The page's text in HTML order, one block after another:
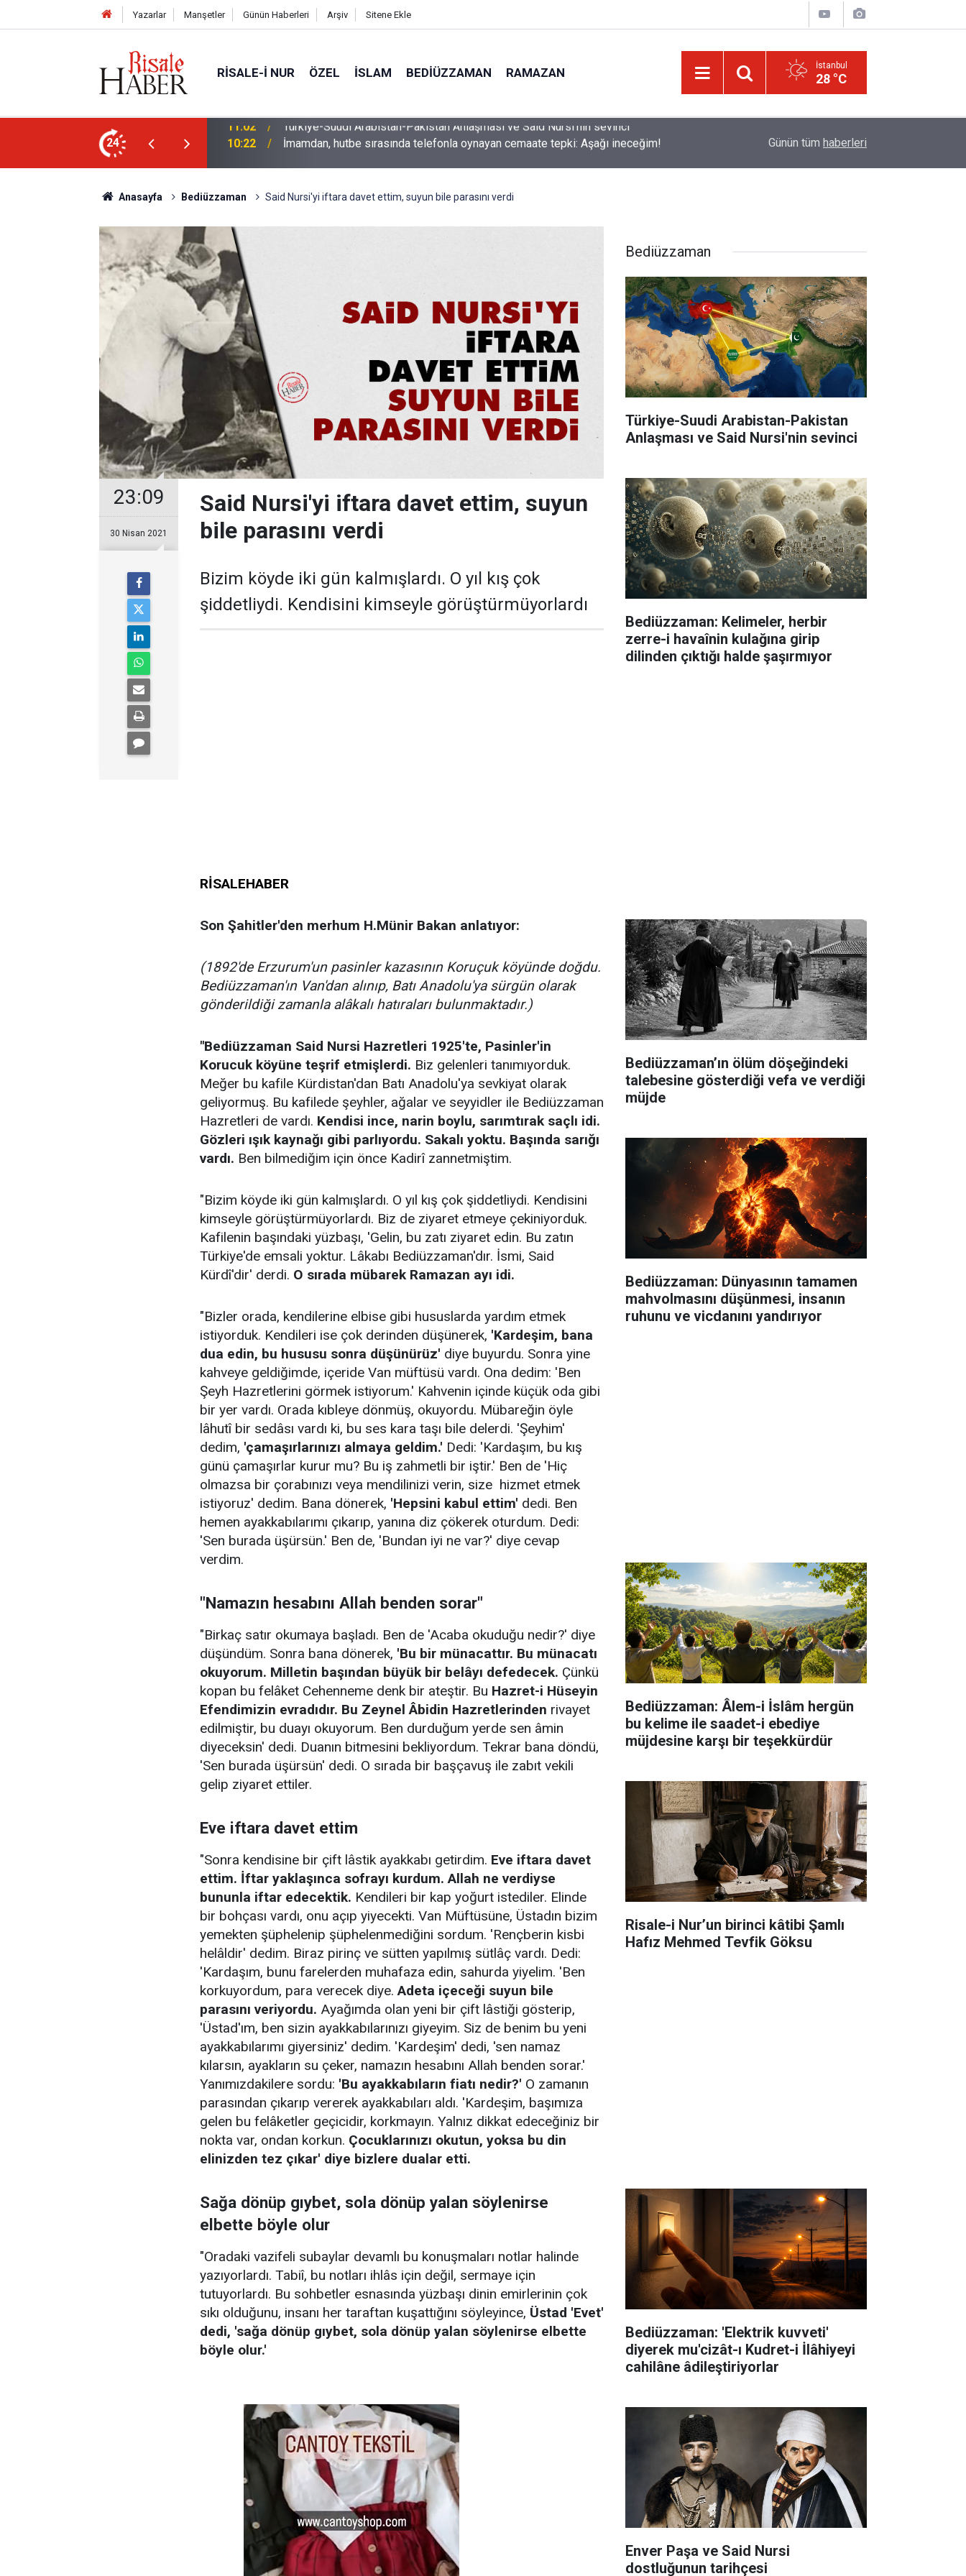
Yazarlar Manşetler Günün Haberleri Arşiv Sitene Ekle
RISALE-I NUR ÖZEL İSLAM BEDIÜZZAMAN RAMAZAN İstanbul
28 °C
24
Anlaşması ve Said Nursi'nin sevinci 10:22 İmamdan, hutbe sırasında telefonla oynayan cemaate tepki: Aşağı ineceğim! Güneş'ten 30 kat büyük dev bir yıldızın ölümü
Günün tüm haberleri
Anasayfa Bediüzzaman Said Nursi'yi iftara davet ettim, suyun bile parasını verdi
23:09
30 Nisan 2021
Said Nursi'yi iftara davet ettim, suyun
bile parasını verdi
Bizim köyde iki gün kalmışlardı. O yıl kış çok
şiddetliydi. Kendisini kimseyle görüştürmüyorlardı
RİSALEHABER
Son Şahitler'den merhum H.Münir Bakan anlatıyor:
(1892'de Erzurum'un pasinler kazasının Koruçuk köyünde doğdu.
Bediüzzaman'ın Van'dan alınıp, Batı Anadolu'ya sürgün olarak
gönderildiği zamanla alâkalı hatıraları bulunmaktadır.)
"Bediüzzaman Said Nursi Hazretleri 1925'te, Pasinler'in
Korucuk köyüne teşrif etmişlerdi. Biz gelenleri tanımıyorduk.
Meğer bu kafile Kürdistan'dan Batı Anadolu'ya sevkiyat olarak
geliyormuş. Bu kafilede şeyhler, ağalar ve seyyidler ile Bediüzzaman
Hazretleri de vardı. Kendisi ince, narin boylu, sarımtırak saçlı idi.
Gözleri ışık kaynağı gibi parlıyordu. Sakalı yoktu. Başında sarığı
vardı. Ben bilmediğim için önce Kadirî zannetmiştim.
"Bizim köyde iki gün kalmışlardı. O yıl kış çok şiddetliydi. Kendisini
kimseyle görüştürmüyorlardı. Biz de ziyaret etmeye çekiniyorduk.
Kafilenin başındaki yüzbaşı, 'Gelin, bu zatı ziyaret edin. Bu zatın
Türkiye'de emsali yoktur. Lâkabı Bediüzzaman'dır. İsmi, Said
Kürdî'dir' derdi. O sırada mübarek Ramazan ayı idi.
"Bizler orada, kendilerine elbise gibi hususlarda yardım etmek
istiyorduk. Kendileri ise çok derinden düşünerek, 'Kardeşim, bana
dua edin, bu hususu sonra düşünürüz' diye buyurdu. Sonra yine
kahveye geldiğimde, içeride Van müftüsü vardı. Ona dedim: 'Ben
Şeyh Hazretlerini görmek istiyorum.' Kahvenin içinde küçük oda gibi
bir yer vardı. Orada kıbleye dönmüş, okuyordu. Mübareğin öyle
lâhutî bir sedâsı vardı ki, bu ses kara taşı bile delerdi. 'Şeyhim'
dedim, 'çamaşırlarınızı almaya geldim.' Dedi: 'Kardaşım, bu kış
günü çamaşırlar kurur mu? Bu iş zahmetli bir iştir.' Ben de 'Hiç
olmazsa bir çorabınızı veya mendilinizi verin, size hizmet etmek
istiyoruz' dedim. Bana dönerek, 'Hepsini kabul ettim' dedi. Ben
hemen ayakkabılarımı çıkarıp, yanına diz çökerek oturdum. Dedi:
'Sen burada üşürsün.' Ben de, 'Bundan iyi ne var?' diye cevap
verdim.
"Namazın hesabını Allah benden sorar"
"Birkaç satır okumaya başladı. Ben de 'Acaba okuduğu nedir?' diye
düşündüm. Sonra bana dönerek, 'Bu bir münacattır. Bu münacatı
okuyorum. Milletin başından büyük bir belâyı defedecek. Çünkü
kopan bu felâket Cehenneme denk bir ateştir. Bu Hazret-i Hüseyin
Efendimizin evradıdır. Bu Zeynel Âbidin Hazretlerinden rivayet
edilmiştir, bu duayı okuyorum. Ben durduğum yerde sen âmin
diyeceksin' dedi. Duanın bitmesini bekliyordum. Tekrar bana döndü,
'Sen burada üşürsün' dedi. O sırada bir başçavuş ile zabıt vekili
gelip ziyaret ettiler.
Eve iftara davet ettim
"Sonra kendisine bir çift lâstik ayakkabı getirdim. Eve iftara davet
ettim. İftar yaklaşınca sofrayı kurdum. Allah ne verdiyse
bununla iftar edecektik. Kendileri bir kap yoğurt istediler. Elinde
bir bohçası vardı, onu açıp yiyecekti. Van Müftüsüne, Üstadın bizim
yemekten şüphelenip şüphelenmediğini sordum. 'Rençberin kisbi
helâldir' dedim. Biraz pirinç ve sütten yapılmış sütlâç vardı. Dedi:
'Kardaşım, bunu farelerden muhafaza edin, sahurda yiyelim. 'Ben
korkuyordum, para verecek diye.Adeta içeceği suyun bile
parasını veriyordu. Ayağımda olan yeni bir çift lâstiği gösterip,
'Üstad'ım, ben sizin ayakkabılarınızı giyeyim. Siz de benim bu yeni
ayakkabılarımı giyersiniz' dedim. 'Kardeşim' dedi, 'sen namaz
kılarsın, ayakların su çeker, namazın hesabını Allah benden sorar.'
Yanımızdakilere sordu: 'Bu ayakkabıların fiatı nedir?' O zamanın
parasından çıkarıp vererek ayakkabıları aldı. 'Kardeşim, başımıza
gelen bu felâketler geçicidir, korkmayın. Yalnız dikkat edeceğiniz bir
nokta var, ondan korkun. Çocuklarınızı okutun, yoksa bu din
elinizden tez çıkar' diye bizlere dualar etti.
Sağa dönüp gıybet, sola dönüp yalan söylenirse
elbette böyle olur
"Oradaki vazifeli subaylar devamlı bu konuşmaları notlar halinde
yazıyorlardı. Tabiî, bu notları ihlâs için değil, sermaye için
tutuyorlardı. Bu sohbetler esnasında yüzbaşı dinin emirlerinin çok
sıkı olduğunu, insanı her taraftan kuşattığını söyleyince, Üstad 'Evet'
dedi, 'sağa dönüp gıybet, sola dönüp yalan söylenirse elbette
böyle olur.'
Bediüzzaman
Türkiye-Suudi Arabistan-Pakistan
Anlaşması ve Said Nursi'nin sevinci
Bediüzzaman: Kelimeler, herbir
zerre-i havaînin kulağına girip
dilinden çıktığı halde şaşırmıyor
Bediüzzaman’ın ölüm döşeğindeki
talebesine gösterdiği vefa ve verdiği
müjde
Bediüzzaman: Dünyasının tamamen
mahvolmasını düşünmesi, insanın
ruhunu ve vicdanını yandırıyor
Bediüzzaman: Âlem-i İslâm hergün
bu kelime ile saadet-i ebediye
müjdesine karşı bir teşekkürdür
Risale-i Nur’un birinci kâtibi Şamlı
Hafız Mehmed Tevfik Göksu
Bediüzzaman: 'Elektrik kuvveti'
diyerek mu'cizât-ı Kudret-i İlâhiyeyi
cahilâne âdileştiriyorlar
Enver Paşa ve Said Nursi
dostluğunun tarihçesi